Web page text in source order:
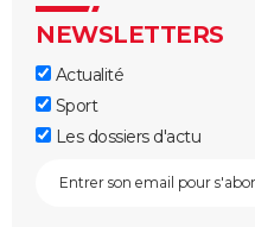
NEWSLETTERS
Actualité
Sport
Les dossiers d'actu